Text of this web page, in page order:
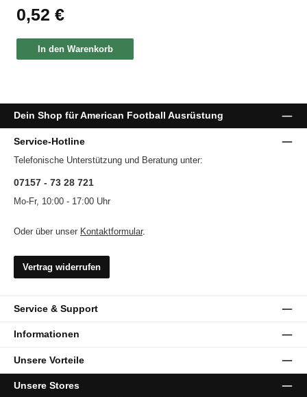
Regulärer Preis:
0,52 €
In den Warenkorb
Dein Shop für American Football Ausrüstung
Service-Hotline
Telefonische Unterstützung und Beratung unter:
07157 - 73 28 721
Mo-Fr, 10:00 - 17:00 Uhr
Oder über unser Kontaktformular.
Vertrag widerrufen
Service & Support
Informationen
Unsere Vorteile
Unsere Stores